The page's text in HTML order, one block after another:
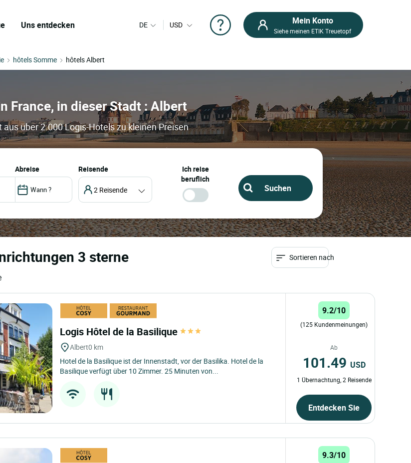
Uns entdecken DE USD Mein Konto
Siehe meinen ETIK Treuetopf
hôtels Somme hôtels Albert
France, in dieser Stadt : Albert
über 2.000 Logis-Hotels zu kleinen Preisen
abreise Reisende
2 Reisende
Ich reise
beruflich
3 sterne Sortieren nach
Logis Hôtel de la Basilique
Albert0 km
Hotel de la Basilique ist der Innenstadt, vor der Basilika. Hotel de la
Basilique verfügt über 10 Zimmer. 25 Minuten von...
9.2/10
(125 Kundenmeinungen)
Ab
101.49 USD
1 Übernachtung, 2 Reisende
Entdecken Sie
9.3/10